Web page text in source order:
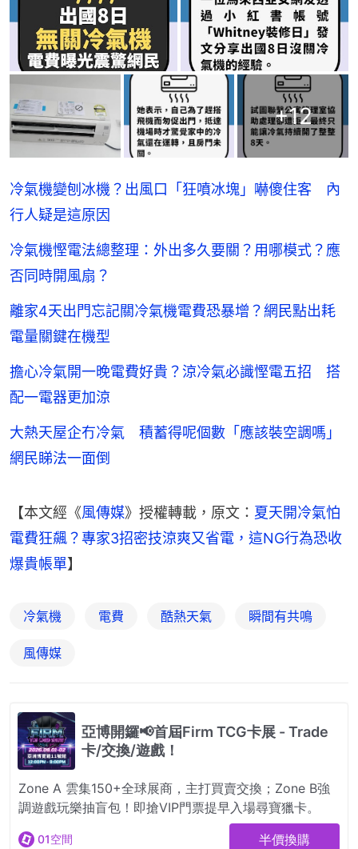
+12
冷氣機變刨冰機？出風口「狂噴冰塊」嚇傻住客 內
行人疑是這原因
冷氣機慳電法總整理：外出多久要關？用哪模式？應
否同時開風扇？
離家4天出門忘記關冷氣機電費恐暴增？網民點出耗
電量關鍵在機型
擔心冷氣開一晚電費好貴？涼冷氣必識慳電五招 搭
配一電器更加涼
大熱天屋企冇冷氣 積蓄得呢個數「應該裝空調嗎」
網民睇法一面倒
【本文經《風傳媒》授權轉載，原文： 夏天開冷氣怕
電費狂飆？專家3招密技涼爽又省電，這NG行為恐收
爆貴帳單】
冷氣機 電費 酷熱天氣 瞬間有共鳴
風傳媒